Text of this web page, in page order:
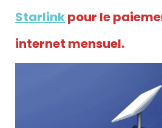
Starlinkpour le
internet mensuel.